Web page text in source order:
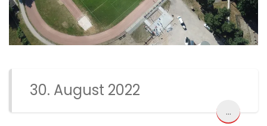
30. August 2022
...